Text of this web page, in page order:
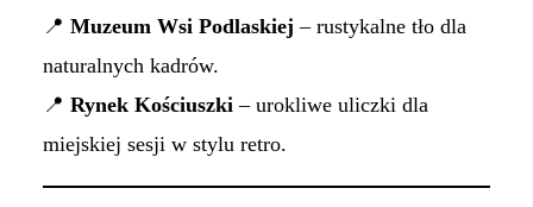
📍 Muzeum Wsi Podlaskiej – rustykalne tło dla
naturalnych kadrów.
📍 Rynek Kościuszki– urokliwe uliczki dla
miejskiej sesji w stylu retro.